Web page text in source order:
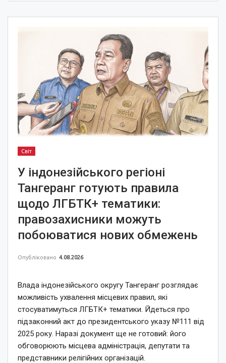
Світ
У індонезійського регіоні
Тангеранг готують правила
щодо ЛГБТК+ тематики:
правозахисники можуть
побоюватися нових обмежень
Опубліковано 4.08.2026
Влада індонезійського округу Тангеранг розглядає
можливість ухвалення місцевих правил, які
стосуватимуться ЛГБТК+ тематики. Йдеться про
підзаконний акт до президентського указу №111 від
2025 року. Наразі документ ще не готовий: його
обговорюють місцева адміністрація, депутати та
представники релігійних організацій.